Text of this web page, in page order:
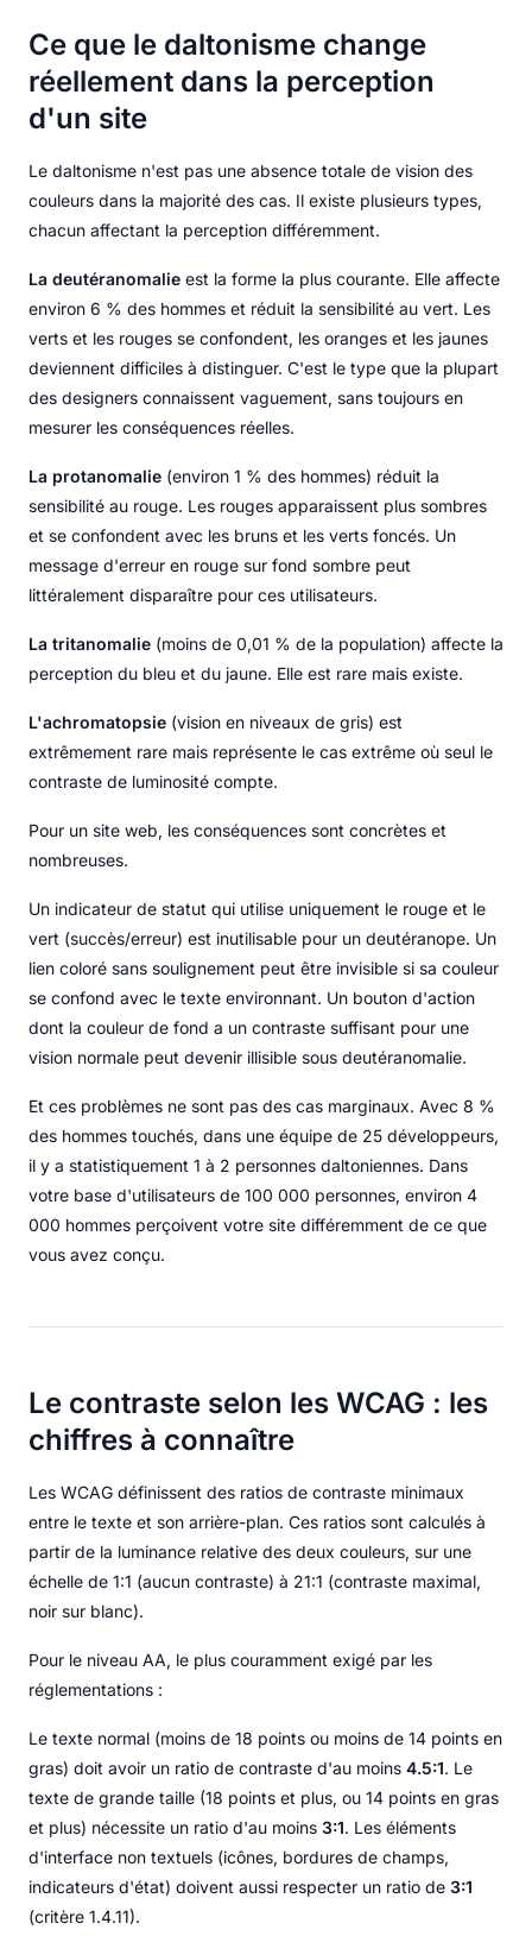
Ce que le daltonisme change
réellement dans la perception
d'un site
Le daltonisme n'est pas une absence totale de vision des
couleurs dans la majorité des cas. Il existe plusieurs types,
chacun affectant la perception différemment.
La deutéranomalie est la forme la plus courante. Elle affecte
environ 6 % des hommes et réduit la sensibilité au vert. Les
verts et les rouges se confondent, les oranges et les jaunes
deviennent difficiles à distinguer. C'est le type que la plupart
des designers connaissent vaguement, sans toujours en
mesurer les conséquences réelles.
La protanomalie (environ 1 % des hommes) réduit la
sensibilité au rouge. Les rouges apparaissent plus sombres
et se confondent avec les bruns et les verts foncés. Un
message d'erreur en rouge sur fond sombre peut
littéralement disparaître pour ces utilisateurs.
La tritanomalie (moins de 0,01 % de la population) affecte la
perception du bleu et du jaune. Elle est rare mais existe.
L'achromatopsie (vision en niveaux de gris) est
extrêmement rare mais représente le cas extrême où seul le
contraste de luminosité compte.
Pour un site web, les conséquences sont concrètes et
nombreuses.
Un indicateur de statut qui utilise uniquement le rouge et le
vert (succès/erreur) est inutilisable pour un deutéranope. Un
lien coloré sans soulignement peut être invisible si sa couleur
se confond avec le texte environnant. Un bouton d'action
dont la couleur de fond a un contraste suffisant pour une
vision normale peut devenir illisible sous deutéranomalie.
Et ces problèmes ne sont pas des cas marginaux. Avec 8 %
des hommes touchés, dans une équipe de 25 développeurs,
il y a statistiquement 1 à 2 personnes daltoniennes. Dans
votre base d'utilisateurs de 100 000 personnes, environ 4
000 hommes perçoivent votre site différemment de ce que
vous avez conçu.
Le contraste selon les WCAG : les
chiffres à connaître
Les WCAG définissent des ratios de contraste minimaux
entre le texte et son arrière-plan. Ces ratios sont calculés à
partir de la luminance relative des deux couleurs, sur une
échelle de 1:1 (aucun contraste) à 21:1 (contraste maximal,
noir sur blanc).
Pour le niveau AA, le plus couramment exigé par les
réglementations :
Le texte normal (moins de 18 points ou moins de 14 points en
gras) doit avoir un ratio de contraste d'au moins 4.5:1. Le
texte de grande taille (18 points et plus, ou 14 points en gras
et plus) nécessite un ratio d'au moins 3:1. Les éléments
d'interface non textuels (icônes, bordures de champs,
indicateurs d'état) doivent aussi respecter un ratio de 3:1
(critère 1.4.11).